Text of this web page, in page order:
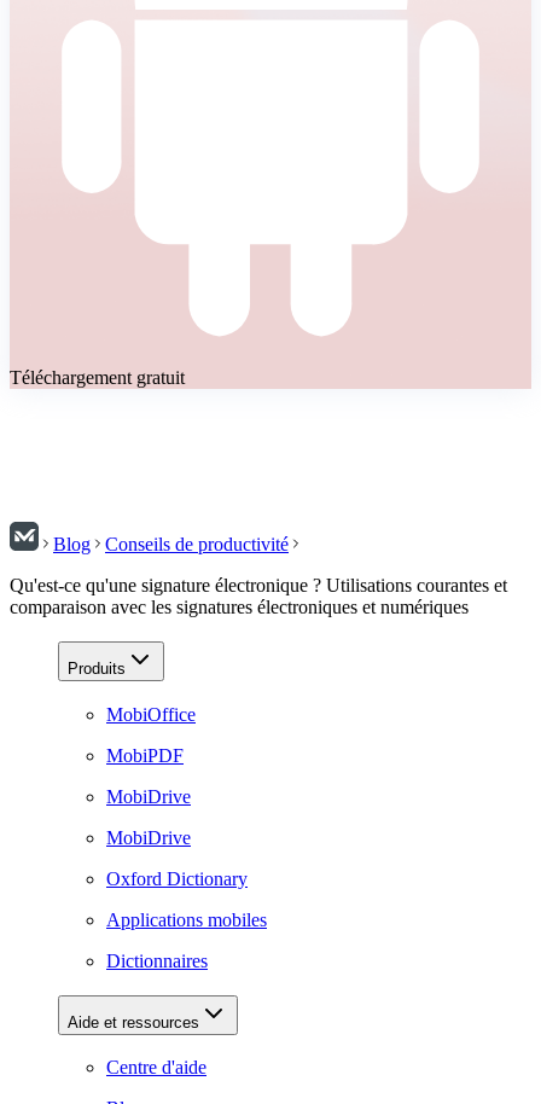
Téléchargement gratuit
Blog
Conseils de productivité
Qu'est-ce qu'une signature électronique ? Utilisations courantes et
comparaison avec les signatures électroniques et numériques
Produits
MobiOffice
MobiPDF
MobiDrive
MobiDrive
Oxford Dictionary
Applications mobiles
Dictionnaires
Aide et ressources
Centre d'aide